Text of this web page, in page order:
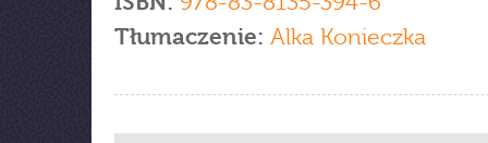
Tłumaczenie: Alka Konieczka